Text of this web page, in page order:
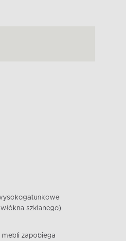
szklanego)
mebli zapobiega